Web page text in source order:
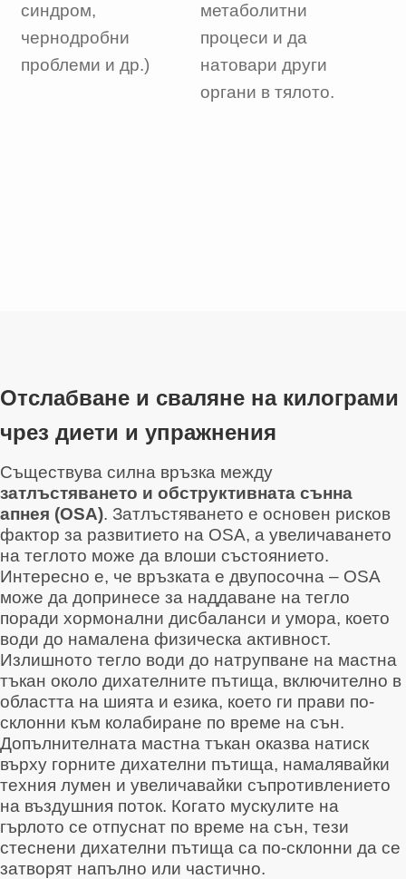
синдром,
чернодробни
проблеми и др.)
метаболитни
процеси и да
натовари други
органи в тялото.
Отслабване и сваляне на килограми
чрез диети и упражнения
Съществува силна връзка между
затлъстяването и обструктивната сънна
апнея (OSA). Затлъстяването е основен рисков
фактор за развитието на OSA, а увеличаването
на теглото може да влоши състоянието.
Интересно е, че връзката е двупосочна – OSA
може да допринесе за наддаване на тегло
поради хормонални дисбаланси и умора, което
води до намалена физическа активност.
Излишното тегло води до натрупване на мастна
тъкан около дихателните пътища, включително в
областта на шията и езика, което ги прави по-
склонни към колабиране по време на сън.
Допълнителната мастна тъкан оказва натиск
върху горните дихателни пътища, намалявайки
техния лумен и увеличавайки съпротивлението
на въздушния поток. Когато мускулите на
гърлото се отпуснат по време на сън, тези
стеснени дихателни пътища са по-склонни да се
затворят напълно или частично.